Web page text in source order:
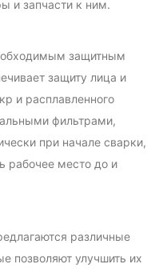
и запчасти к ним.
защитным
защиту лица и
и расплавленного
фильтрами,
при начале сварки,
рабочее место до и
различные
позволяют улучшить их